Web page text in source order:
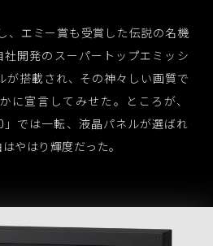
、エミー賞も受賞した伝説の名機
社開発のスーパートップエミッシ
が搭載され、その神々しい画質で
に宣言してみせた。ところが、
」では一転、液晶パネルが選ばれ
やはり輝度だった。